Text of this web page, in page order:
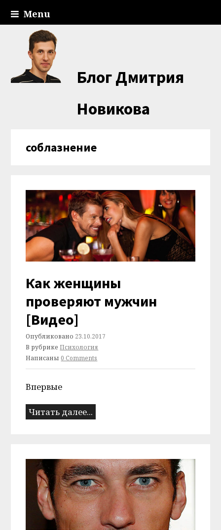
Menu
Блог Дмитрия
Новикова
соблазнение
Как женщины
проверяют мужчин
[Видео]
Опубликовано 23.10.2017
В рубрикеПсихология
Написаны 0 Comments
Впервые
Читать далее...